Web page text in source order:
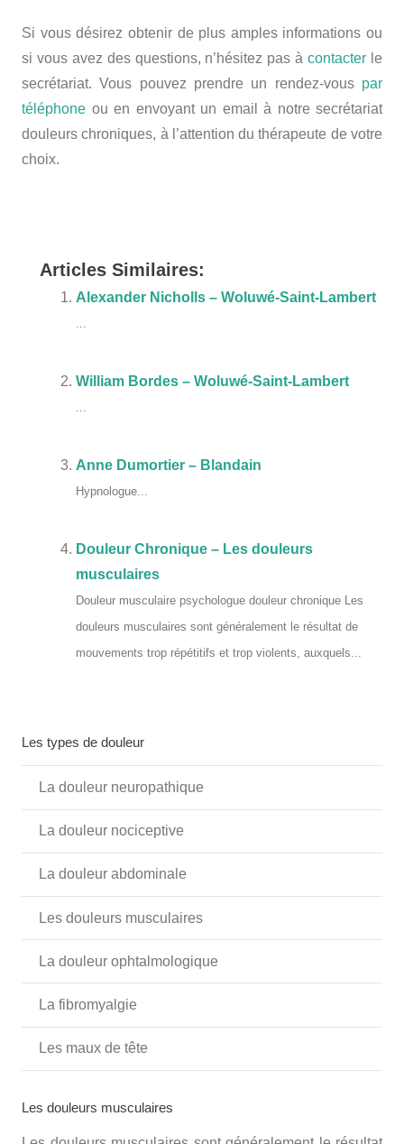
Si vous désirez obtenir de plus amples informations ou
si vous avez des questions, n’hésitez pas àcontacter le
secrétariat. Vous pouvez prendre un rendez-vous par
téléphone ou en envoyant un email à notre secrétariat
douleurs chroniques, à l’attention du thérapeute de votre
choix.
Articles Similaires:
Alexander Nicholls – Woluwé-Saint-Lambert
...
William Bordes – Woluwé-Saint-Lambert
...
Anne Dumortier – Blandain
Hypnologue...
Douleur Chronique – Les douleurs
musculaires
Douleur musculaire psychologue douleur chronique Les
douleurs musculaires sont généralement le résultat de
mouvements trop répétitifs et trop violents, auxquels...
Les types de douleur
La douleur neuropathique
La douleur nociceptive
La douleur abdominale
Les douleurs musculaires
La douleur ophtalmologique
La fibromyalgie
Les maux de tête
Les douleurs musculaires